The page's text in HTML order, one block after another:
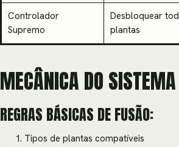
Controlador
Supremo
Desbloquear
plantas
MECÂNICA DO
REGRAS BÁSICAS DE FUSÃO:
Tipos de plantas compatíveis